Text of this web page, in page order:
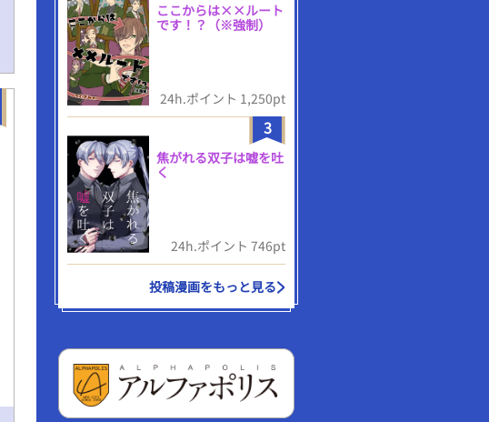
ここからは××ルート
です！？（※強制）
24h.ポイント 1,250pt
3
焦がれる双子は嘘を吐
く
24h.ポイント 746pt
投稿漫画をもっと見る